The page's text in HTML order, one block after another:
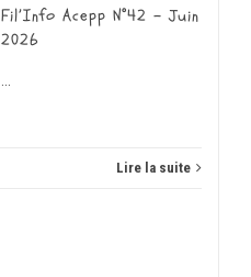
Fil’Info Acepp N°42 – Juin
2026
...
Lire la suite